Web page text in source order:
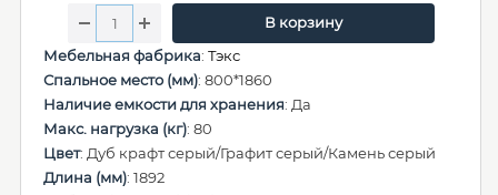
В корзину
Мебельная фабрика: Тэкс
Спальное место (мм): 800*1860
Наличие емкости для хранения: Да
Макс. нагрузка (кг): 80
Цвет: Дуб крафт серый/Графит серый/Камень серый
Длина (мм): 1892